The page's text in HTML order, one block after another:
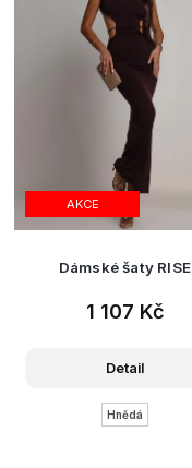
AKCE
Dámské šaty RISE
1 107 Kč
Detail
Hnědá